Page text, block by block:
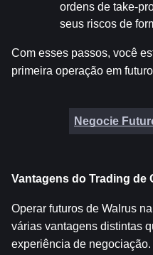
ordens de take-
seus riscos de
Com esses passos, você
primeira operação em
Negocie
Vantagens do Trading de
Operar futuros de Walrus
várias vantagens distintas
experiência de